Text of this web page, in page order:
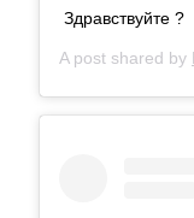
Здравствуйте ?
A post shared by